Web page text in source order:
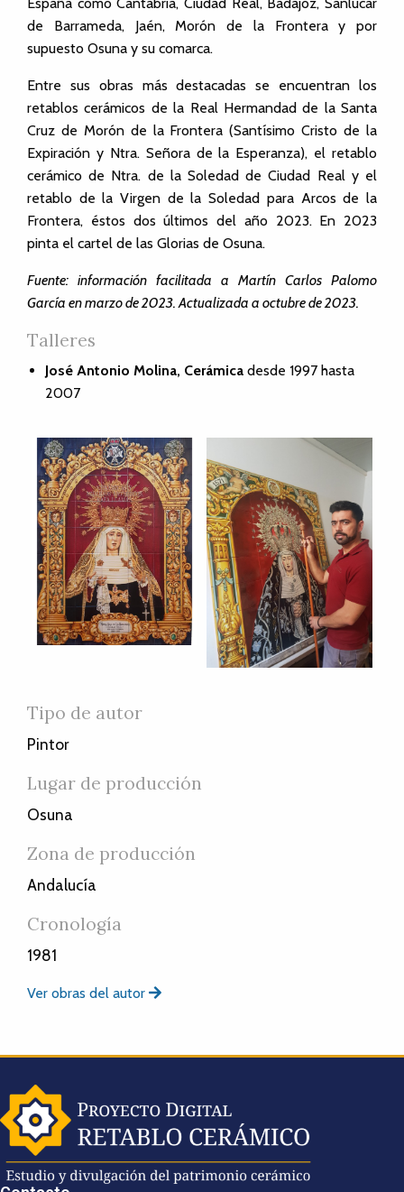
de Barrameda, Jaén, Morón de la Frontera y por
supuesto Osuna y su comarca.
Entre sus obras más destacadas se encuentran los
retablos cerámicos de la Real Hermandad de la Santa
Cruz de Morón de la Frontera (Santísimo Cristo de la
Expiración y Ntra. Señora de la Esperanza), el retablo
cerámico de Ntra. de la Soledad de Ciudad Real y el
retablo de la Virgen de la Soledad para Arcos de la
Frontera, éstos dos últimos del año 2023. En 2023
pinta el cartel de las Glorias de Osuna.
Fuente: información facilitada a Martín Carlos Palomo
García en marzo de 2023. Actualizada a octubre de 2023.
Talleres
José Antonio Molina, Cerámica desde 1997 hasta
2007
Tipo de autor
Pintor
Lugar de producción
Osuna
Zona de producción
Andalucía
Cronología
1981
Ver obras del autor